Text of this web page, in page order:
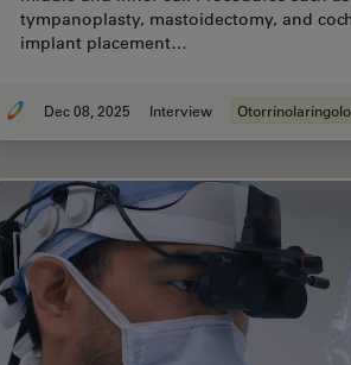
Transforming Minimally Invasive Spine
tympanoplasty, mastoidectomy, and
implant placement…
Dec 08, 2025 Interview